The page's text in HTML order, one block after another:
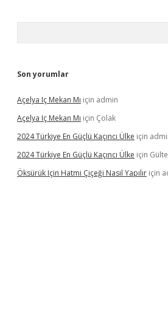
Son yorumlar
Açelya Iç Mekan Mı için admin
Açelya Iç Mekan Mı için Çolak
2024 Türkiye En Güçlü Kaçıncı Ülke için
2024 Türkiye En Güçlü Kaçıncı Ülke için
Öksürük Için Hatmi Çiçeği Nasıl Yapılır için